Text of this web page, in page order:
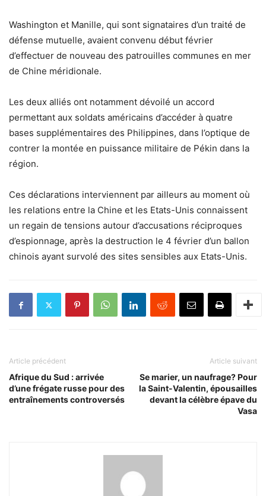
Washington et Manille, qui sont signataires d’un traité de
défense mutuelle, avaient convenu début février
d’effectuer de nouveau des patrouilles communes en mer
de Chine méridionale.
Les deux alliés ont notamment dévoilé un accord
permettant aux soldats américains d’accéder à quatre
bases supplémentaires des Philippines, dans l’optique de
contrer la montée en puissance militaire de Pékin dans la
région.
Ces déclarations interviennent par ailleurs au moment où
les relations entre la Chine et les Etats-Unis connaissent
un regain de tensions autour d’accusations réciproques
d’espionnage, après la destruction le 4 février d’un ballon
chinois ayant survolé des sites sensibles aux Etats-Unis.
Article précédent
Afrique du Sud : arrivée
d’une frégate russe pour des
entraînements controversés
Article suivant
Se marier, un naufrage? Pour
la Saint-Valentin, épousailles
devant la célèbre épave du
Vasa